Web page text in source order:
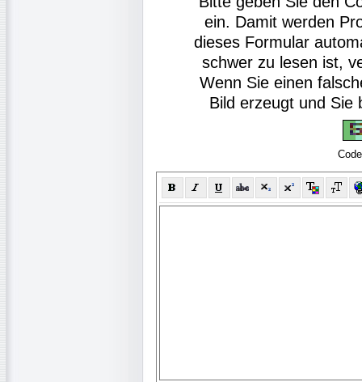
ein. Damit werden
dieses Formular
schwer zu lesen ist,
Wenn Sie einen
Bild erzeugt und Sie